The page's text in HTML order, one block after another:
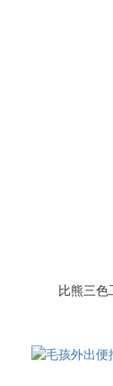
比熊三色